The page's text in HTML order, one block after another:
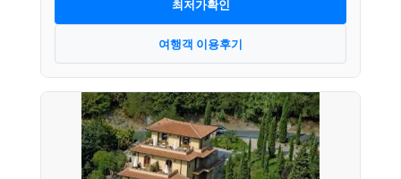
최저가확인
여행객 이용후기